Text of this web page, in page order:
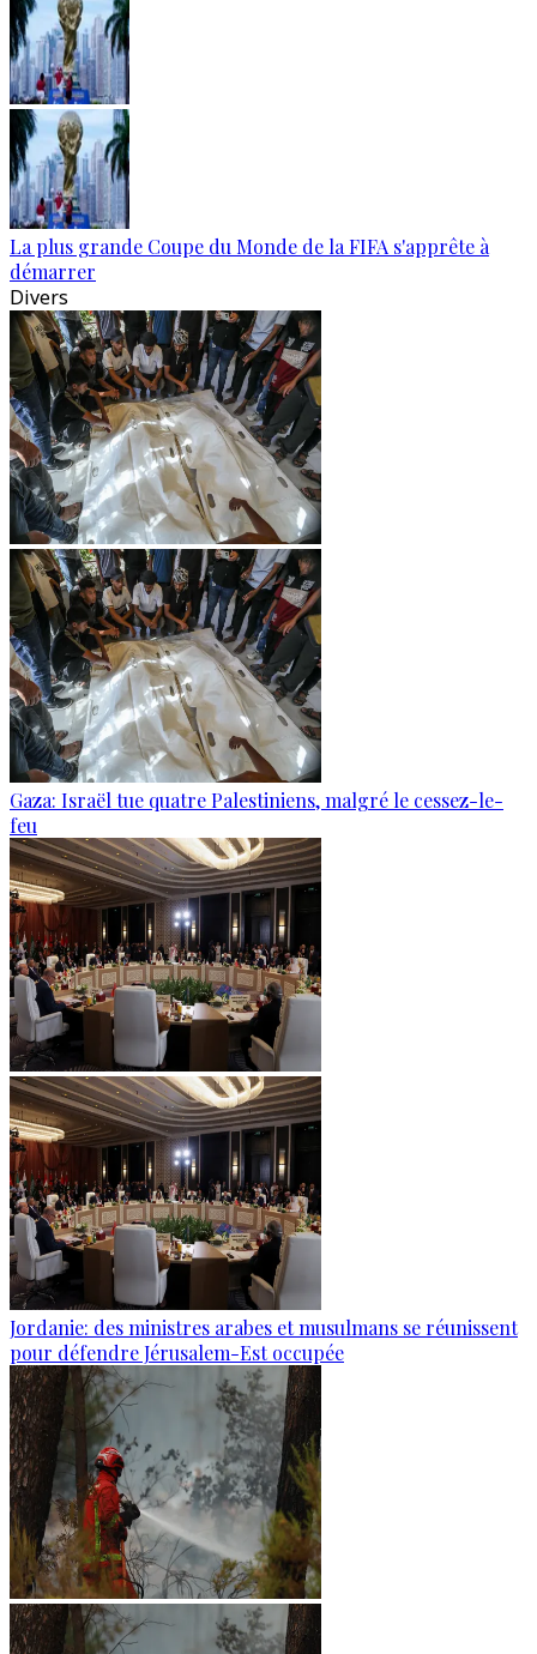
La plus grande Coupe du Monde de la FIFA s'apprête à
démarrer
Divers
Gaza: Israël tue quatre Palestiniens, malgré le cessez-le-
feu
Jordanie: des ministres arabes et musulmans se réunissent
pour défendre Jérusalem-Est occupée